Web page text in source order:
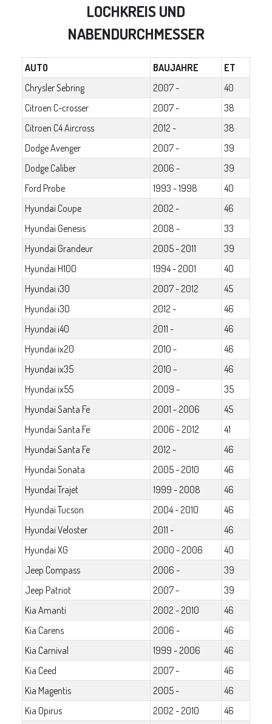
LOCHKREIS UND
NABENDURCHMESSER
AUTO BAUJAHRE
ET
Chrysler Sebring
2007 -
40
Citroen C-crosser
2007 -
38
Citroen C4 Aircross
2012 -
38
Dodge Avenger
2007 -
39
Dodge Caliber
2006 -
39
Ford Probe
1993 - 1998
40
Hyundai Coupe
2002 -
46
Hyundai Genesis
2008 -
33
Hyundai Grandeur
2005 - 2011
39
Hyundai H100
1994 - 2001
40
Hyundai i30
2007 - 2012
45
Hyundai i30
2012 -
46
Hyundai i40
2011 -
46
Hyundai ix20
2010 -
46
Hyundai ix35
2010 -
46
Hyundai ix55
2009 -
35
Hyundai Santa Fe
2001 - 2006
45
Hyundai Santa Fe
2006 - 2012
41
Hyundai Santa Fe
2012 -
46
Hyundai Sonata
2005 - 2010
46
Hyundai Trajet
1999 - 2008
46
Hyundai Tucson
2004 - 2010
46
Hyundai Veloster
2011 -
46
Hyundai XG
2000 - 2006
40
Jeep Compass
2006 -
39
Jeep Patriot
2007 -
39
Kia Amanti
2002 - 2010
46
Kia Carens
2006 -
46
Kia Carnival
1999 - 2006
46
Kia Ceed
2007 -
46
Kia Magentis
2005 -
46
Kia Opirus
2002 - 2010 46